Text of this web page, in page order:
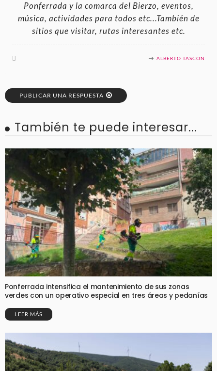
Ponferrada y la comarca del Bierzo, eventos,
música, actividades para todos etc...También de
sitios que visitar, rutas interesantes etc.
ALBERTO TASCON
PUBLICAR UNA RESPUESTA
También te puede interesar...
Ponferrada intensifica el mantenimiento de sus zonas
verdes con un operativo especial en tres áreas y pedanías
LEER MÁS